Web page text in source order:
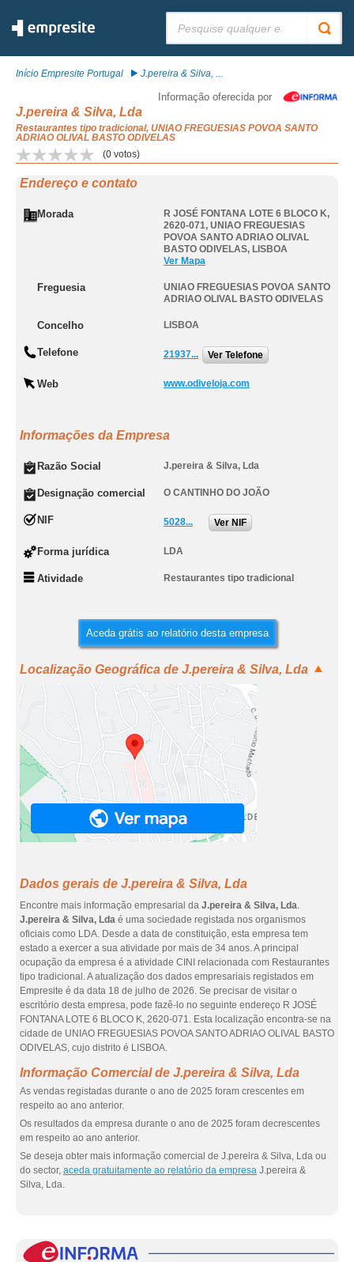
Início Empresite Portugal J.pereira & Silva, ...
Informação oferecida por
J.pereira & Silva, Lda
Restaurantes tipo tradicional, UNIAO FREGUESIAS POVOA SANTO
ADRIAO OLIVAL BASTO ODIVELAS
(0 votos)
Endereço e contato
Morada
R JOSÉ FONTANA LOTE 6 BLOCO K,
2620-071, UNIAO FREGUESIAS
POVOA SANTO ADRIAO OLIVAL
BASTO ODIVELAS, LISBOA
Ver Mapa
Freguesia
UNIAO FREGUESIAS POVOA SANTO
ADRIAO OLIVAL BASTO ODIVELAS
Concelho LISBOA
Telefone 21937... Ver Telefone
Web www.odiveloja.com
Informações da Empresa
Razão Social J.pereira & Silva, Lda
Designação comercial O CANTINHO DO JOÃO
NIF 5028... Ver NIF
Forma jurídica LDA
Atividade Restaurantes tipo tradicional
Aceda grátis ao relatório desta empresa
Localização Geográfica de J.pereira & Silva, Lda
Dados gerais de J.pereira & Silva, Lda
Encontre mais informação empresarial da J.pereira & Silva, Lda.
J.pereira & Silva, Lda é uma sociedade registada nos organismos
oficiais como LDA. Desde a data de constituição, esta empresa tem
estado a exercer a sua atividade por mais de 34 anos. A principal
ocupação da empresa é a atividade CINI relacionada com Restaurantes
tipo tradicional. A atualização dos dados empresariais registados em
Empresite é da data 18 de julho de 2026. Se precisar de visitar o
escritório desta empresa, pode fazê-lo no seguinte endereço R JOSÉ
FONTANA LOTE 6 BLOCO K, 2620-071. Esta localização encontra-se na
cidade de UNIAO FREGUESIAS POVOA SANTO ADRIAO OLIVAL BASTO
ODIVELAS, cujo distrito é LISBOA.
Informação Comercial de J.pereira & Silva, Lda
As vendas registadas durante o ano de 2025 foram crescentes em
respeito ao ano anterior.
Os resultados da empresa durante o ano de 2025 foram decrescentes
em respeito ao ano anterior.
Se deseja obter mais informação comercial de J.pereira & Silva, Lda ou
do sector, aceda gratuitamente ao relatório da empresa J.pereira &
Silva, Lda.